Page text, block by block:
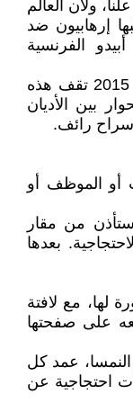
جلده تم علناً، ولأن العالم
إرهابيون ضد
الفرنسية
كل يوم جمعة منذ جلد رائف بدوي عام 2015 تقف هذه
بين الأديان
سراح رائف.
أو الموظف أو
من مقار
بعدها
لها، مع لافتة
على صفحتها
عمد كل
احتجاجية عن